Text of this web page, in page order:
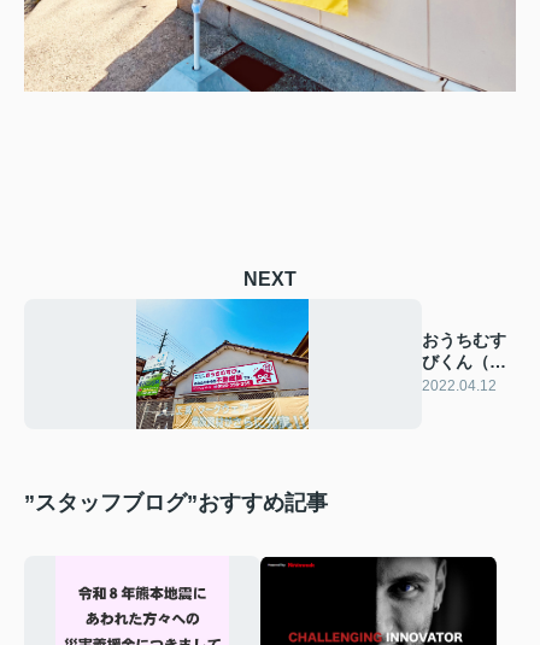
NEXT
おうちむす
びくん（仮
名称）を探
2022.04.12
”スタッフブログ”おすすめ記事